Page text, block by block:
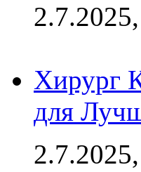
Хирург
для